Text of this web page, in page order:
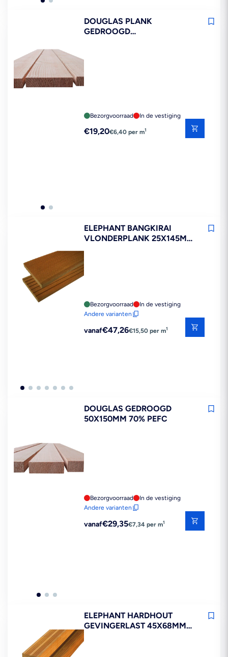
DOUGLAS PLANK
GEDROOGD
Bezorgvoorraad In de vestiging
Reguliere
€19,20€6,40 per m1
ELEPHANT BANGKIRAI
VLONDERPLANK 25X145MM
FSC MIX 70%
Bezorgvoorraad
In de vestiging
Andere varianten
Reguliere
vanaf€47,26€15,50 per m1
DOUGLAS GEDROOGD
50X150MM 70% PEFC
Bezorgvoorraad
In de vestiging
Andere varianten
Reguliere
vanaf€29,35€7,34 per m1
ELEPHANT HARDHOUT
GEVINGERLAST 45X68MM
FSC MIX 70%